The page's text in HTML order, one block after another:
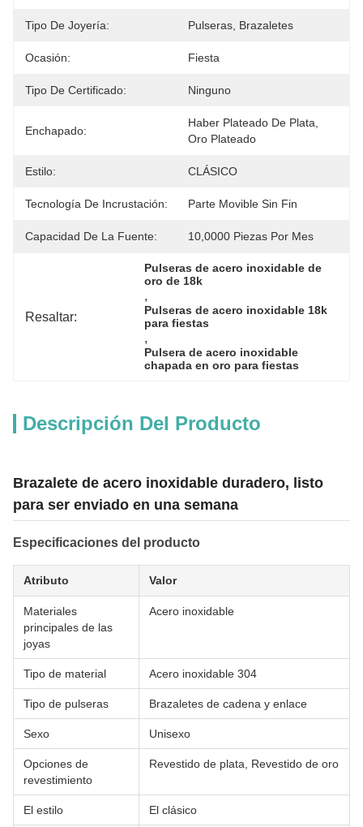
Tipo De Joyería: Pulseras, Brazaletes
Ocasión: Fiesta
Tipo De Certificado: Ninguno
Enchapado:
Haber Plateado De Plata,
Oro Plateado
Estilo: CLÁSICO
Tecnología De Incrustación: Parte Movible Sin Fin
Capacidad De La Fuente: 10,0000 Piezas Por Mes
Resaltar:
Pulseras de acero inoxidable de
oro de 18k
,
Pulseras de acero inoxidable 18k
para fiestas
,
Pulsera de acero inoxidable
chapada en oro para fiestas
Descripción Del Producto
Brazalete de acero inoxidable duradero, listo
para ser enviado en una semana
Especificaciones del producto
Atributo Valor
Materiales
principales de las
joyas
Acero inoxidable
Tipo de material Acero inoxidable 304
Tipo de pulseras Brazaletes de cadena y enlace
Sexo Unisexo
Opciones de
revestimiento
Revestido de plata, Revestido de oro
El estilo El clásico